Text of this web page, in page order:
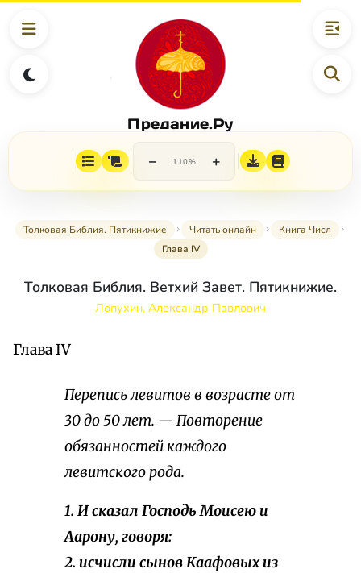
Предание.Ру
− 110% +
Толковая Библия. Пятикнижие Читать онлайн
Книга Числ
Глава IV
Толковая Библия. Ветхий Завет. Пятикнижие.
Лопухин, Александр Павлович
Глава IV
Перепись левитов в возрасте от
30 до 50 лет. — Повторение
обязанностей каждого
левитского рода.
1. И сказал Господь Моисею и
Аарону, говоря:
2. исчисли сынов Каафовых из